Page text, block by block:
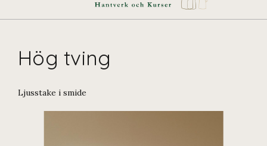
Hög tving
Ljusstake i smide